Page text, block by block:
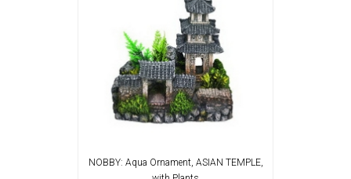
NOBBY: Aqua Ornament, ASIAN TEMPLE,